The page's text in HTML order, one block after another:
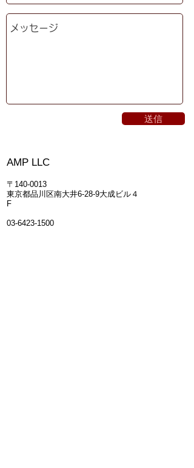
送信
AMP LLC
〒140-0013
​東京都品川区南大井6-28-9大成ビル４
F
03-6423-1500